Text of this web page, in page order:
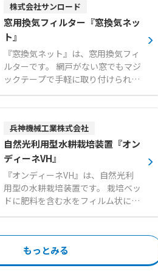
を選ばず冷やした空気を無駄なく届
けます。 エアコンに比べて低消費電
力であり、広い空間の暑さ対策を低
コストで実現できます。 約80°のオ
ートスイング機能を搭載し、広い作
業スペースへ広範囲に送風が可能で
す。 1〜9時間まで設定可能なタイ
マー機能や水ポンプ保護など、安心
の安全機能も充実しています。 【特
徴】 ● 排熱ダクト不要で設置場所
を選ばない排熱なし設計 ● エアコ
ンに比べ低消費電力による低コスト
運用 ● 約80°のオートスイング機能
による広範囲送風 【用途・事例】
● 工場や倉庫における広い空間の全
体冷却および暑さ対策 ● 整備工場
大空間における快適な空間づくり
株式会社サンロード
窓用換気フィルター『窓換気ネッ
ト』
『窓換気ネット』は、窓用換気フィ
ルターです。 網戸がない窓でもマジ
ックテープで手軽に取り付けられ、
虫やホコリの侵入を防ぎながら簡単
に換気が行えます。 80メッシュの
一般的な網戸ではすり抜けてしまう
小さな虫も確実にシャットアウトし
ます。 窓の開閉に便利なスライドフ
ァスナー付きで、日常の使い勝手に
も配慮された設計です。 メーカー国
内工場にて10mm単位で1枚からオ
ーダーメイド製作が可能で、短納期
でそれぞれの窓枠に合わせたサイズ
を提供します。 【特徴】 ●80メッ
シュの極細網目による微小な虫やホ
コリの確実な侵入防止 ●マジックテ
兵神機械工業株式会社
自然光利用型水耕栽培装置『オン
ディーネVH』
『オンディーネVH』は、自然光利
用型の水耕栽培装置です。 栽培ベッ
ドに肥料を含む水をフィルム状に薄
く流すNFT（薄膜式水耕栽培）方式
ているため、資材コストを抑えるこ
とができます。 スライド式栽培台を
用いて栽培面積を増やし、限られた
もっとみる